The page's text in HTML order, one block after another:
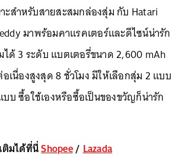
สำหรับสายสะสมกล่องสุ่ม กับ Hatari
มาพร้อมคาแรคเตอร์และดีไซน์น่ารัก
ด้ 3 ระดับ แบตเตอรี่ขนาด 2,600 mAh
เนื่องสูงสุด 8 ชั่วโมง มีให้เลือกสุ่ม 2 แบบ
บบ ซื้อใช้เองหรือซื้อเป็นของขวัญก็น่ารัก
ติมได้ที่นี่Shopee/Lazada